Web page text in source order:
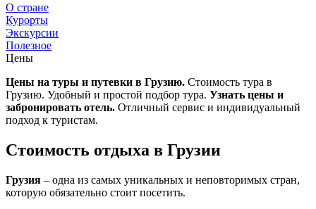
О стране
Курорты
Экскурсии
Полезное
Цены
Цены на туры и путевки в Грузию. Стоимость тура в
Грузию. Удобный и простой подбор тура. Узнать цены и
забронировать отель. Отличный сервис и индивидуальный
подход к туристам.
Стоимость отдыха в Грузии
Грузия – одна из самых уникальных и неповторимых стран,
которую обязательно стоит посетить.